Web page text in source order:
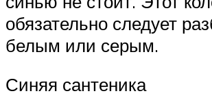
обязательно следует
белым или серым.
Синяя сантеника